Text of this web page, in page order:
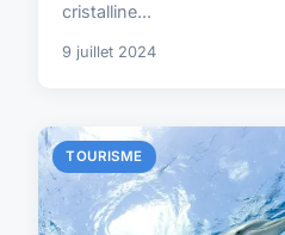
cristalline...
9 juillet 2024
TOURISME